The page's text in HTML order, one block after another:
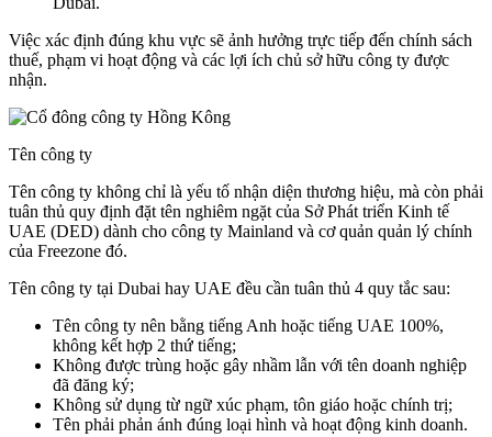
Việc xác định đúng khu vực sẽ ảnh hưởng trực tiếp đến chính sách
thuế, phạm vi hoạt động và các lợi ích chủ sở hữu công ty được
nhận.
Tên công ty
Tên công ty không chỉ là yếu tố nhận diện thương hiệu, mà còn phải
tuân thủ quy định đặt tên nghiêm ngặt của Sở Phát triển Kinh tế
UAE (DED) dành cho công ty Mainland và cơ quản quản lý chính
của Freezone đó.
Tên công ty tại Dubai hay UAE đều cần tuân thủ 4 quy tắc sau:
Tên công ty nên bằng tiếng Anh hoặc tiếng UAE 100%,
không kết hợp 2 thứ tiếng;
Không được trùng hoặc gây nhầm lẫn với tên doanh nghiệp
đã đăng ký;
Không sử dụng từ ngữ xúc phạm, tôn giáo hoặc chính trị;
Tên phải phản ánh đúng loại hình và hoạt động kinh doanh.